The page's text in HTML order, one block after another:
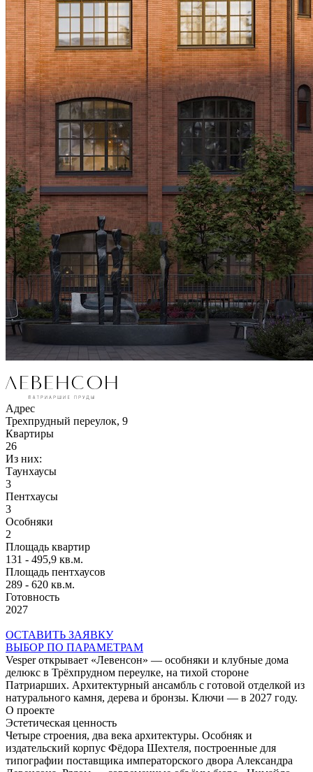
Адрес
Трехпрудный переулок, 9
Квартиры
26
Из них:
Таунхаусы
3
Пентхаусы
3
Особняки
2
Площадь квартир
131 - 495,9 кв.м.
Площадь пентхаусов
289 - 620 кв.м.
Готовность
2027
ОСТАВИТЬ ЗАЯВКУ
ВЫБОР ПО ПАРАМЕТРАМ
Vesper открывает «Левенсон» — особняки и клубные дома
делюкс в Трёхпрудном переулке, на тихой стороне
Патриарших. Архитектурный ансамбль с готовой отделкой из
натурального камня, дерева и бронзы. Ключи — в 2027 году.
О проекте
Эстетическая ценность
Четыре строения, два века архитектуры. Особняк и
издательский корпус Фёдора Шехтеля, построенные для
типографии поставщика императорского двора Александра